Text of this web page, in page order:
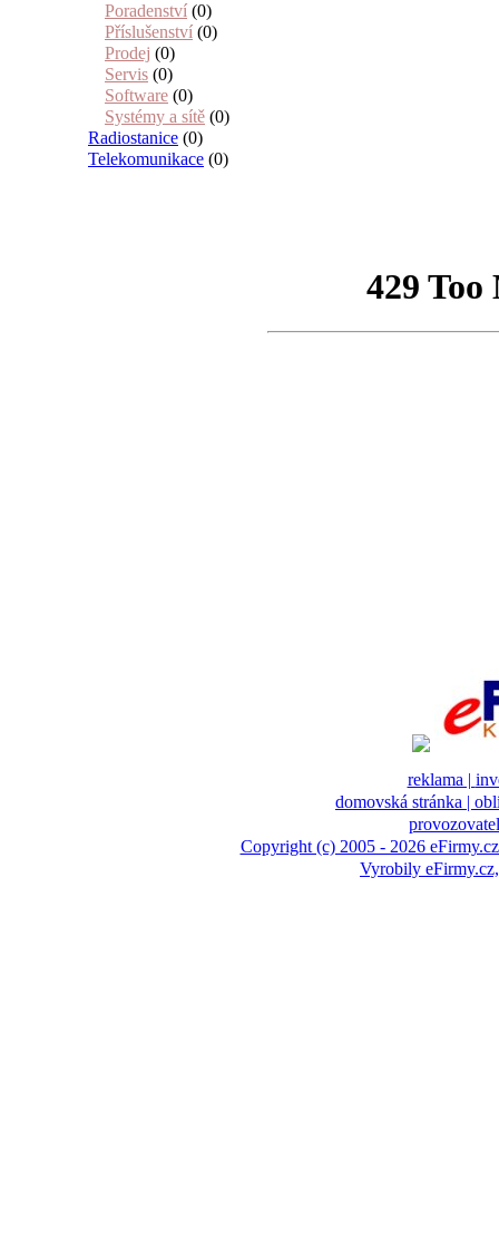
Poradenství (0)
Příslušenství (0)
Prodej (0)
Servis (0)
Software (0)
Systémy a sítě (0)
Radiostanice (0)
Telekomunikace (0)
reklama |
domovská stránka |
Copyright (c) 2005 - 2026
Vyrobily